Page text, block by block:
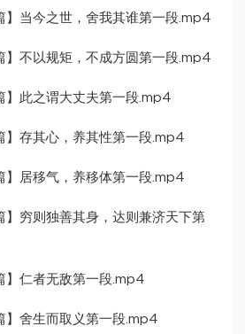
】当今之世，舍我其谁第一段.mp4
】不以规矩，不成方圆第一段.mp4
】此之谓大丈夫第一段.mp4
】存其心，养其性第一段.mp4
】居移气，养移体第一段.mp4
】穷则独善其身，达则兼济天下第
】仁者无敌第一段.mp4
】舍生而取义第一段.mp4